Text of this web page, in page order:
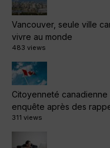
Vancouver, seule ville
vivre au monde
483 views
Citoyenneté canadienne
enquête après des
311 views